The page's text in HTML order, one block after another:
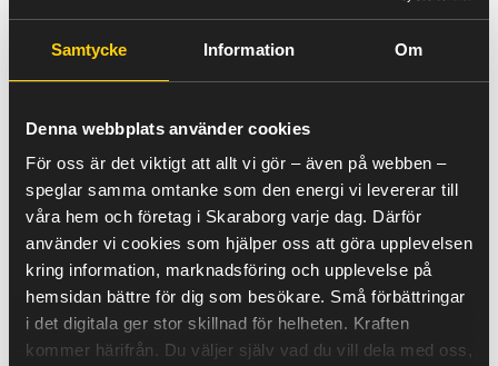
Samtycke Information Om
Denna webbplats använder cookies
För oss är det viktigt att allt vi gör – även på webben –
speglar samma omtanke som den energi vi levererar till
våra hem och företag i Skaraborg varje dag. Därför
använder vi cookies som hjälper oss att göra upplevelsen
kring information, marknadsföring och upplevelse på
hemsidan bättre för dig som besökare. Små förbättringar
i det digitala ger stor skillnad för helheten. Kraften
kommer härifrån. Du väljer själv vad du vill dela med oss,
Våra fasta och mixade elpriser kan endast
tecknas i elområde 3
Aktuella elpriser kan du se här!
Lägenhet
2 000 kWh/år
Litet hus
5 000 kWh/år